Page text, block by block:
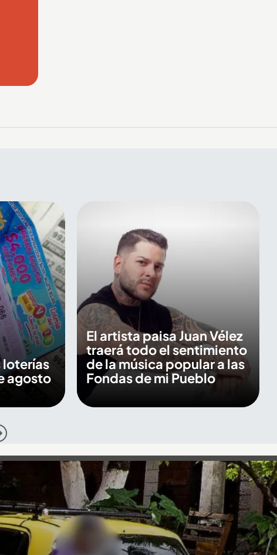
loterías
agosto
El artista paisa Juan Vélez
traerá todo el sentimiento
de la música popular a las
Fondas de mi Pueblo